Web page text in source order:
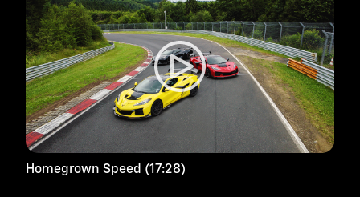
Homegrown Speed (17:28)